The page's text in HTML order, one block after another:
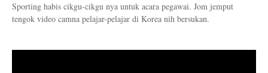
Sporting habis cikgu-cikgu nya untuk acara pegawai. Jom jemput
tengok video camna pelajar-pelajar di Korea nih bersukan.